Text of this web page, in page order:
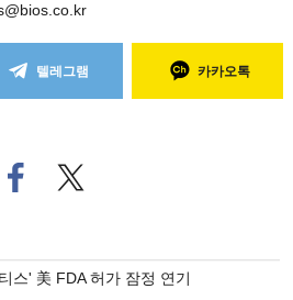
텔레그램 카카오톡
페
이
로
기
트위
터로
스' 美 FDA 허가 잠정 연기